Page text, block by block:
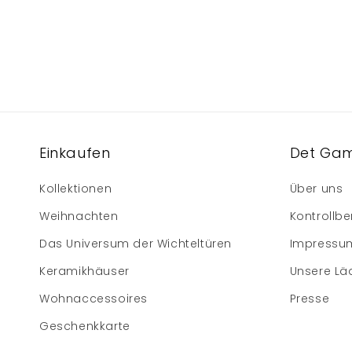
Einkaufen
Kollektionen
Weihnachten
Das Universum der Wichteltüren
Keramikhäuser
Wohnaccessoires
Geschenkkarte
Det
Über uns
Unsere
Presse